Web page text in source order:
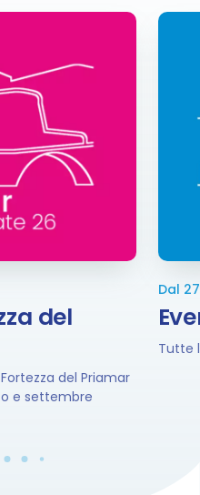
del
del Priamar
e settembre
Dal
Tutte